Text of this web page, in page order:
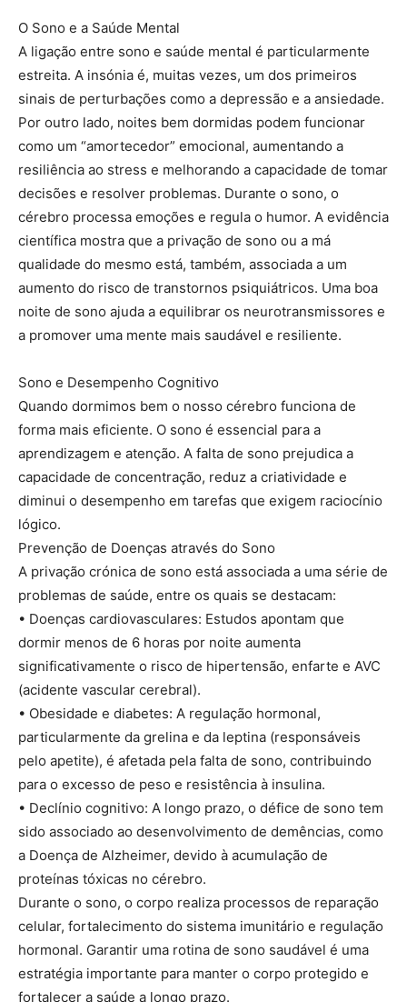
O Sono e a Saúde Mental
A ligação entre sono e saúde mental é particularmente
estreita. A insónia é, muitas vezes, um dos primeiros
sinais de perturbações como a depressão e a ansiedade.
Por outro lado, noites bem dormidas podem funcionar
como um “amortecedor” emocional, aumentando a
resiliência ao stress e melhorando a capacidade de tomar
decisões e resolver problemas. Durante o sono, o
cérebro processa emoções e regula o humor. A evidência
científica mostra que a privação de sono ou a má
qualidade do mesmo está, também, associada a um
aumento do risco de transtornos psiquiátricos. Uma boa
noite de sono ajuda a equilibrar os neurotransmissores e
a promover uma mente mais saudável e resiliente.
Sono e Desempenho Cognitivo
Quando dormimos bem o nosso cérebro funciona de
forma mais eficiente. O sono é essencial para a
aprendizagem e atenção. A falta de sono prejudica a
capacidade de concentração, reduz a criatividade e
diminui o desempenho em tarefas que exigem raciocínio
lógico.
Prevenção de Doenças através do Sono
A privação crónica de sono está associada a uma série de
problemas de saúde, entre os quais se destacam:
• Doenças cardiovasculares: Estudos apontam que
dormir menos de 6 horas por noite aumenta
significativamente o risco de hipertensão, enfarte e AVC
(acidente vascular cerebral).
• Obesidade e diabetes: A regulação hormonal,
particularmente da grelina e da leptina (responsáveis
pelo apetite), é afetada pela falta de sono, contribuindo
para o excesso de peso e resistência à insulina.
• Declínio cognitivo: A longo prazo, o défice de sono tem
sido associado ao desenvolvimento de demências, como
a Doença de Alzheimer, devido à acumulação de
proteínas tóxicas no cérebro.
Durante o sono, o corpo realiza processos de reparação
celular, fortalecimento do sistema imunitário e regulação
hormonal. Garantir uma rotina de sono saudável é uma
estratégia importante para manter o corpo protegido e
fortalecer a saúde a longo prazo.